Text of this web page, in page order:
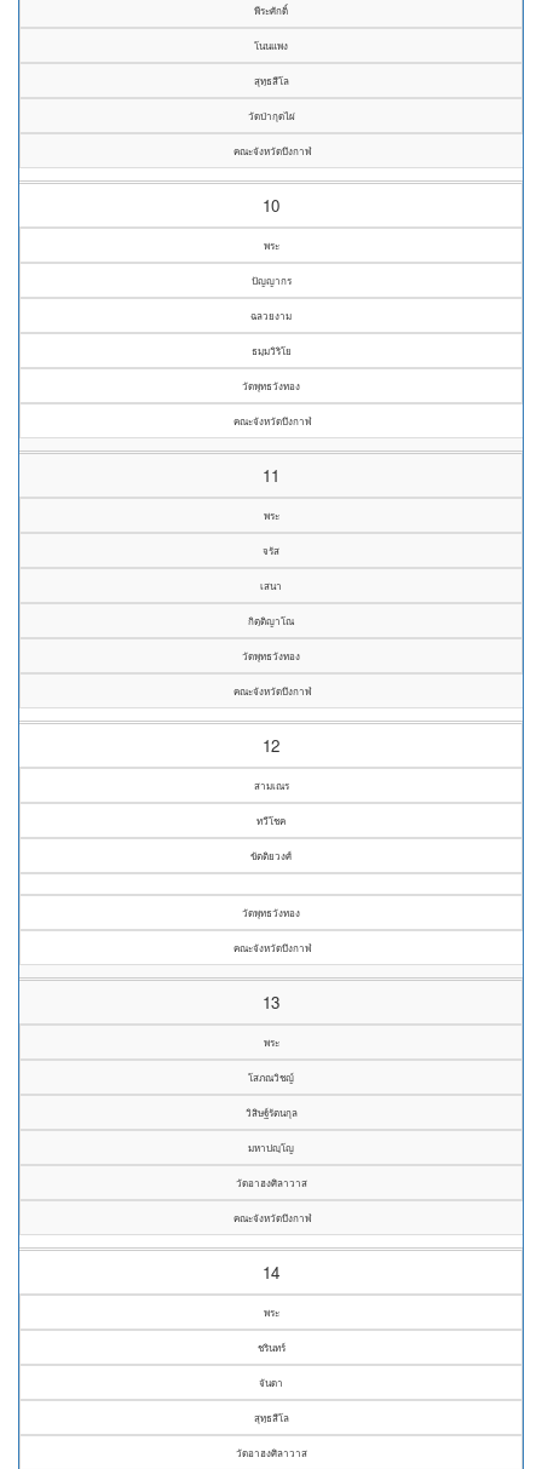
พีระศักดิ์
โนนแพง
สุทฺธสีโล
วัดป่ากุดไผ่
คณะจังหวัดบึงกาฬ
10
พระ
ปัญญากร
ฉลวยงาม
ธมฺมวิริโย
วัดพุทธวังทอง
คณะจังหวัดบึงกาฬ
11
พระ
จรัส
เสนา
กิตฺติญาโณ
วัดพุทธวังทอง
คณะจังหวัดบึงกาฬ
12
สามเณร
ทวีโชค
ขัตติยวงศ์
วัดพุทธวังทอง
คณะจังหวัดบึงกาฬ
13
พระ
โสภณวิชญ์
วิสิษฐ์รัตนกุล
มหาปญฺโญ
วัดอาฮงศิลาวาส
คณะจังหวัดบึงกาฬ
14
พระ
ชรินทร์
จันดา
สุทฺธสีโล
วัดอาฮงศิลาวาส